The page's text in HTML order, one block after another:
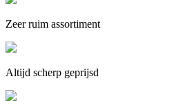
Zeer ruim assortiment
Altijd scherp geprijsd